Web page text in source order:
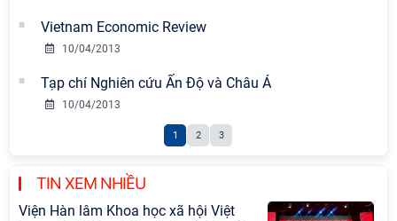
Vietnam Economic Review
10/04/2013
Tạp chí Nghiên cứu Ấn Độ và Châu Á
10/04/2013
1 2 3
TIN XEM NHIỀU
Viện Hàn lâm Khoa học xã hội Việt